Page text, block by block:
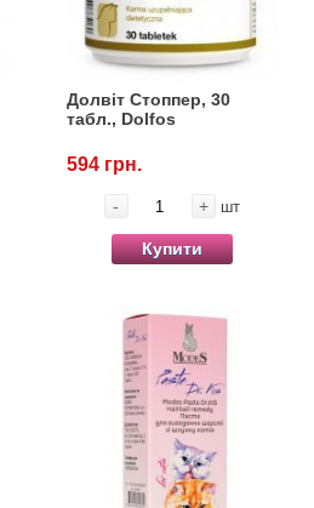
Долвіт Стоппер, 30
табл., Dolfos
594 грн.
- + шт
Купити